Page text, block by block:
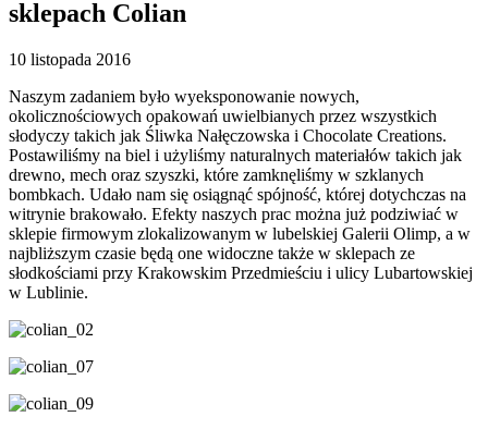
sklepach Colian
10 listopada 2016
Naszym zadaniem było wyeksponowanie nowych,
okolicznościowych opakowań uwielbianych przez wszystkich
słodyczy takich jak Śliwka Nałęczowska i Chocolate Creations.
Postawiliśmy na biel i użyliśmy naturalnych materiałów takich jak
drewno, mech oraz szyszki, które zamknęliśmy w szklanych
bombkach. Udało nam się osiągnąć spójność, której dotychczas na
witrynie brakowało. Efekty naszych prac można już podziwiać w
sklepie firmowym zlokalizowanym w lubelskiej Galerii Olimp, a w
najbliższym czasie będą one widoczne także w sklepach ze
słodkościami przy Krakowskim Przedmieściu i ulicy Lubartowskiej
w Lublinie.